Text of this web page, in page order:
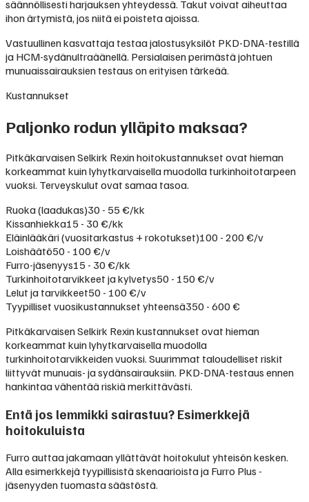
säännöllisesti harjauksen yhteydessä. Takut voivat aiheuttaa
ihon ärtymistä, jos niitä ei poisteta ajoissa.
Vastuullinen kasvattaja testaa jalostusyksilöt PKD-DNA-testillä
ja HCM-sydänultraäänellä. Persialaisen perimästä johtuen
munuaissairauksien testaus on erityisen tärkeää.
Kustannukset
Paljonko rodun ylläpito maksaa?
Pitkäkarvaisen Selkirk Rexin hoitokustannukset ovat hieman
korkeammat kuin lyhytkarvaisella muodolla turkinhoitotarpeen
vuoksi. Terveyskulut ovat samaa tasoa.
Ruoka (laadukas)30 - 55 €/kk
Kissanhiekka15 - 30 €/kk
Eläinlääkäri (vuositarkastus + rokotukset)100 - 200 €/v
Loishäätö50 - 100 €/v
Furro-jäsenyys15 - 30 €/kk
Turkinhoitotarvikkeet ja kylvetys50 - 150 €/v
Lelut ja tarvikkeet50 - 100 €/v
Tyypilliset vuosikustannukset yhteensä350 - 600 €
Pitkäkarvaisen Selkirk Rexin kustannukset ovat hieman
korkeammat kuin lyhytkarvaisella muodolla
turkinhoitotarvikkeiden vuoksi. Suurimmat taloudelliset riskit
liittyvät munuais- ja sydänsairauksiin. PKD-DNA-testaus ennen
hankintaa vähentää riskiä merkittävästi.
Entä jos lemmikki sairastuu? Esimerkkejä
hoitokuluista
Furro auttaa jakamaan yllättävät hoitokulut yhteisön kesken.
Alla esimerkkejä tyypillisistä skenaarioista ja Furro Plus -
jäsenyyden tuomasta säästöstä.